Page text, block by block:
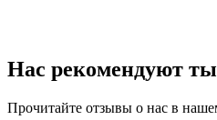
Нас рекомендуют
Прочитайте отзывы о нас в